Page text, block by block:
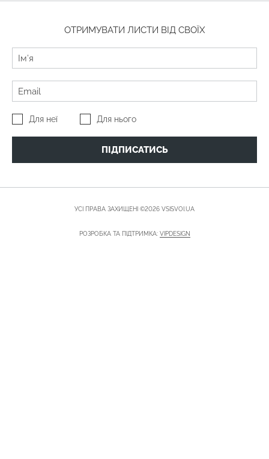
ОТРИМУВАТИ ЛИСТИ ВІД СВОЇХ
Для неї Для нього
ПІДПИСАТИСЬ
УСІ ПРАВА ЗАХИЩЕНІ ©2026 VSISVOI.UA
РОЗРОБКА ТА ПІДТРИМКА: VIPDESIGN